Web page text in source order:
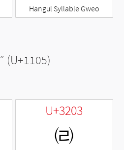
Hangul Syllable Gweo
“ (U+1105)
U+3203
㈃